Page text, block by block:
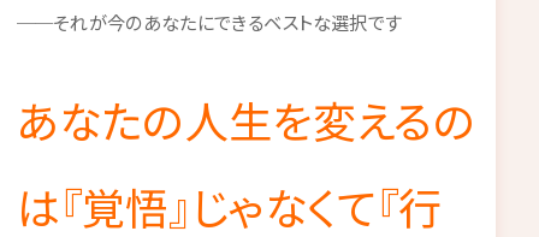
──それが今のあなたにできるベストな選択です
あなたの人生を変えるの
は『覚悟』じゃなくて『行